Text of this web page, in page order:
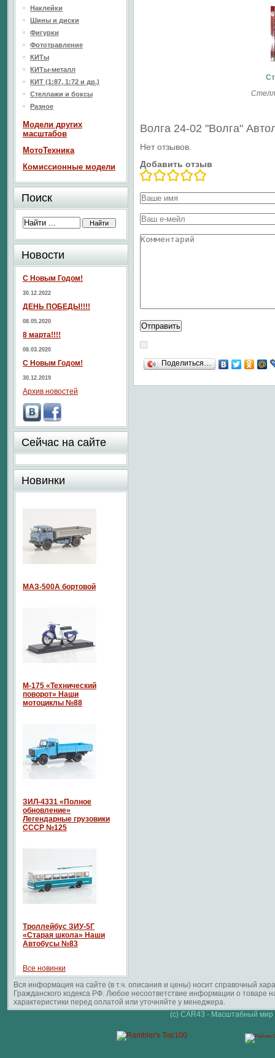
Волга 24-02 "Волга"
Нет отзывов.
Добавить отзыв
Поделиться…
Наклейки
Шины и диски
Фигурки
Фототравление
КИТы
КИТы-металл
КИТ (1:87, 1:72 и др.)
Стеллажи и боксы
Разное
Модели других
масштабов
МотоТехника
Комиссионные модели
Поиск
Новости
С Новым Годом!
30.12.2022
ДЕНЬ ПОБЕДЫ!!!!
08.05.2020
8 марта!!!!
08.03.2020
С Новым Годом!
30.12.2019
Архив новостей
Сейчас на сайте
Новинки
МАЗ-500А бортовой
М-175 «Технический
поворот» Наши
мотоциклы №88
ЗИЛ-4331 «Полное
обновление»
Легендарные грузовики
СССР №125
Троллейбус ЗИУ-5Г
«Старая школа» Наши
Автобусы №83
Все новинки
Вся информация на сайте (в т.ч. описания и цены) носит справочный
Гражданского кодекса РФ. Любое несоответствие информации о
характеристики перед оплатой или уточняйте у менеджера.
(c) CAR43 - Масштабный мир